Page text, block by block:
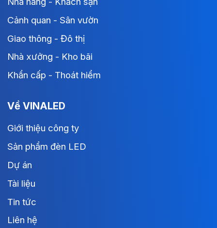
Cảnh quan - Sân vườn
Giao thông - Đô thị
Nhà xưởng - Kho bãi
Khẩn cấp - Thoát hiểm
Về VINALED
Giới thiệu công ty
Sản phẩm đèn LED
Dự án
Tài liệu
Tin tức
Liên hệ